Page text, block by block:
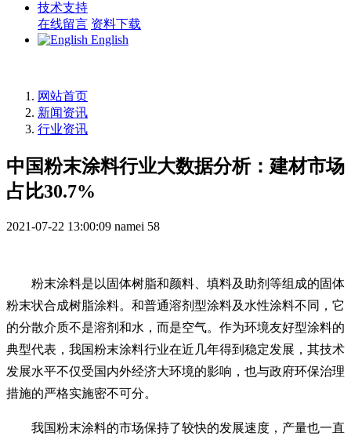
技术支持
在线留言 资料下载
English
网站首页
新闻资讯
行业资讯
中国粉末涂料行业大数据分析：建材市场
占比30.7%
2021-07-22 13:00:09 namei 58
粉末涂料是以固体树脂和颜料、填料及助剂等组成的固体
粉末状合成树脂涂料。和普通溶剂型涂料及水性涂料不同，它
的分散介质不是溶剂和水，而是空气。作为环境友好型涂料的
典型代表，我国粉末涂料行业在近几年得到稳定发展，其技术
发展水平不仅受国内外经济大环境的影响，也与政府环保治理
措施的严格实施密不可分。
我国粉末涂料的市场保持了较快的发展速度，产量也一直